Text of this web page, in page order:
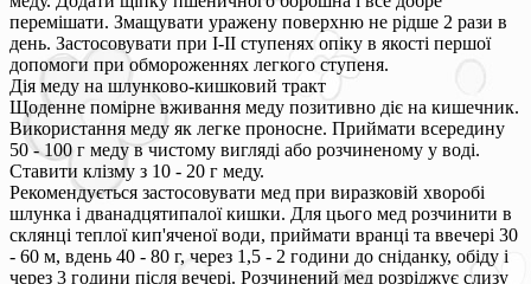
перемішати. Змащувати уражену поверхню не рідше 2 рази в
день. Застосовувати при I-II ступенях опіку в якості першої
допомоги при обмороженнях легкого ступеня.
Дія меду на шлунково-кишковий тракт
Щоденне помірне вживання меду позитивно діє на кишечник.
Використання меду як легке проносне. Приймати всередину
50 - 100 г меду в чистому вигляді або розчиненому у воді.
Ставити клізму з 10 - 20 г меду.
Рекомендується застосовувати мед при виразковій хворобі
шлунка і дванадцятипалої кишки. Для цього мед розчинити в
склянці теплої кип'яченої води, приймати вранці та ввечері 30
- 60 м, вдень 40 - 80 г, через 1,5 - 2 години до сніданку, обіду і
через 3 години після вечері. Розчинений мед розріджує слизу